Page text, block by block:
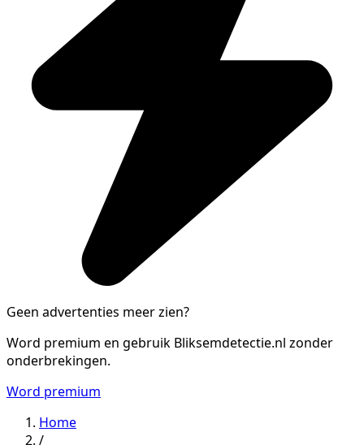
Geen advertenties meer zien?
Word premium en gebruik Bliksemdetectie.nl zonder
onderbrekingen.
Word premium
Home
/